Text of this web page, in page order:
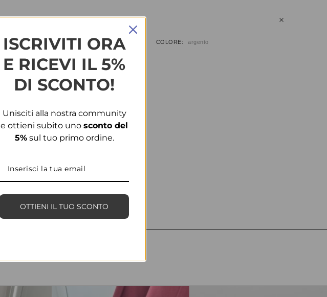
INFORMAZIONI AGGIUNTIVE
TAGLIA 35, 36, 37, 38, 39, 40, 41 COLORE argento
ISCRIVITI ORA
E RICEVI IL 5%
DI SCONTO!
Unisciti alla nostra community
e ottieni subito uno sconto del
5%sul tuo primo ordine.
OTTIENI IL TUO SCONTO